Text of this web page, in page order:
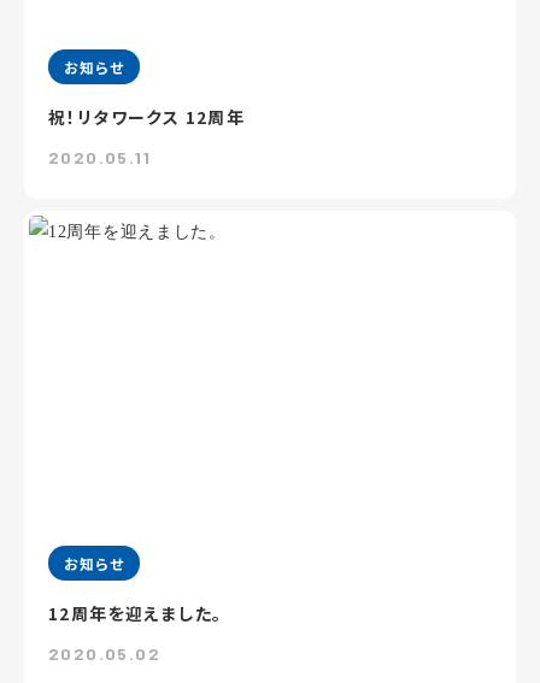
お知らせ
祝！リタワークス 12周年
2020.05.11
お知らせ
12周年を迎えました。
2020.05.02